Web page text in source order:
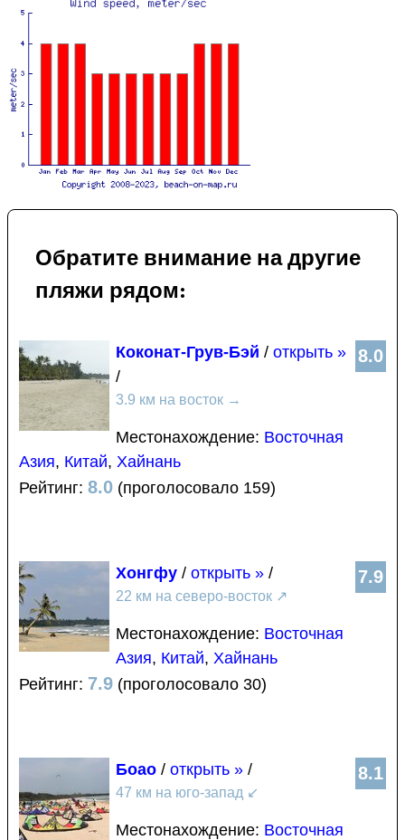
Обратите внимание на другие
пляжи рядом:
8.0
Коконат-Грув-Бэй / открыть »
/
3.9 км на восток →
Местонахождение: Восточная
Азия, Китай, Хайнань
Рейтинг: 8.0 (проголосовало 159)
7.9
Хонгфу / открыть » /
22 км на северо-восток ↗
Местонахождение: Восточная
Азия, Китай, Хайнань
Рейтинг: 7.9 (проголосовало 30)
8.1
Боао / открыть » /
47 км на юго-запад ↙
Местонахождение: Восточная